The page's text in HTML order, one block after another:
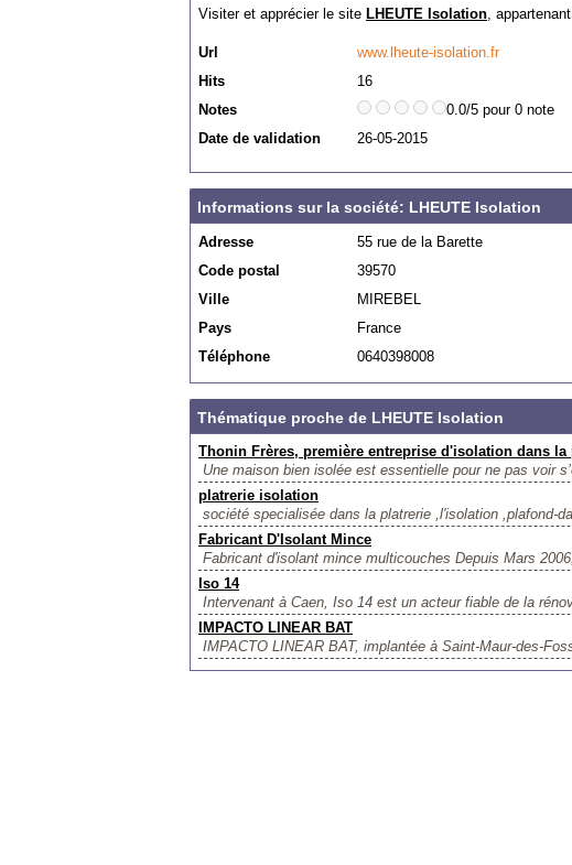
Visiter et apprécier le site LHEUTE Isolation,
Url
www.lheute-isolation.fr
Hits
16
Notes
0.0/5 pour 0 note
Date de validation
26-05-2015
Informations sur la société: LHEUTE Isolation
Adresse
55 rue de la Barette
Code postal
39570
Ville
MIREBEL
Pays
France
Téléphone
0640398008
Thématique proche de LHEUTE Isolation
Thonin Frères, première entreprise d'isolation dans
Une maison bien isolée est essentielle pour ne pas voir
platrerie isolation
société specialisée dans la platrerie ,l'isolation ,plafond-
Fabricant D'Isolant Mince
Fabricant d'isolant mince multicouches Depuis Mars
Iso 14
Intervenant à Caen, Iso 14 est un acteur fiable de la
IMPACTO LINEAR BAT
IMPACTO LINEAR BAT, implantée à Saint-Maur-des-